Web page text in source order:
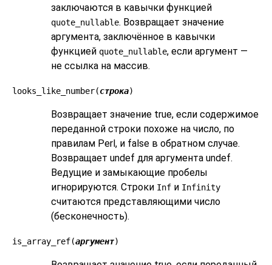
заключаются в кавычки функцией
quote_nullable. Возвращает значение
аргумента, заключённое в кавычки
функцией quote_nullable, если аргумент —
не ссылка на массив.
looks_like_number(строка)
Возвращает значение true, если содержимое
переданной строки похоже на число, по
правилам Perl, и false в обратном случае.
Возвращает undef для аргумента undef.
Ведущие и замыкающие пробелы
игнорируются. Строки Inf и Infinity
считаются представляющими число
(бесконечность).
is_array_ref(аргумент)